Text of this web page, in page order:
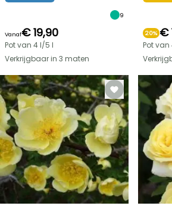
9
Vanaf€ 19,90
Pot van 4 l/5 l
Verkrijgbaar in 3 maten
20% €
Pot van